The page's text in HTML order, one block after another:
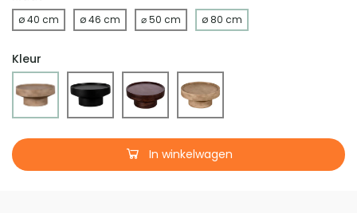
ø 40 cm ø 46 cm ⌀ 50 cm ø 80 cm
Kleur
In winkelwagen